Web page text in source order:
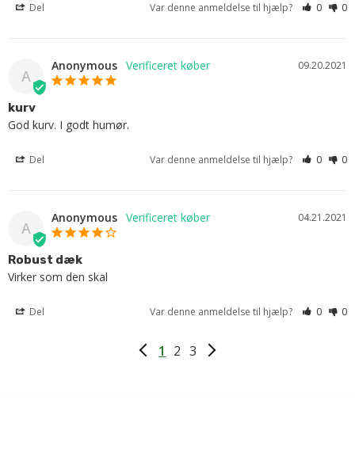
Del Var denne anmeldelse til hjælp? 0 0
A
09.20.2021
Anonymous
kurv
God kurv. I godt humør.
Del Var denne anmeldelse til hjælp? 0 0
A
04.21.2021
Anonymous
Robust dæk
Virker som den skal
Del Var denne anmeldelse til hjælp? 0 0
1 2 3